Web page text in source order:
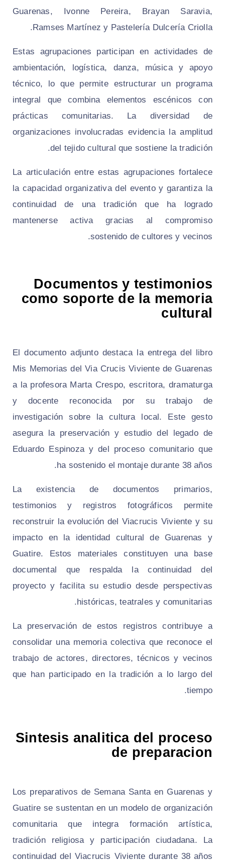
Guarenas, Ivonne Pereira, Brayan Saravia,
Ramses Martínez y Pastelería Dulcería Criolla.
Estas agrupaciones participan en actividades de
ambientación, logística, danza, música y apoyo
técnico, lo que permite estructurar un programa
integral que combina elementos escénicos con
prácticas comunitarias. La diversidad de
organizaciones involucradas evidencia la amplitud
del tejido cultural que sostiene la tradición.
La articulación entre estas agrupaciones fortalece
la capacidad organizativa del evento y garantiza la
continuidad de una tradición que ha logrado
mantenerse activa gracias al compromiso
sostenido de cultores y vecinos.
Documentos y testimonios
como soporte de la memoria
cultural
El documento adjunto destaca la entrega del libro
Mis Memorias del Via Crucis Viviente de Guarenas
a la profesora Marta Crespo, escritora, dramaturga
y docente reconocida por su trabajo de
investigación sobre la cultura local. Este gesto
asegura la preservación y estudio del legado de
Eduardo Espinoza y del proceso comunitario que
ha sostenido el montaje durante 38 años.
La existencia de documentos primarios,
testimonios y registros fotográficos permite
reconstruir la evolución del Viacrucis Viviente y su
impacto en la identidad cultural de Guarenas y
Guatire. Estos materiales constituyen una base
documental que respalda la continuidad del
proyecto y facilita su estudio desde perspectivas
históricas, teatrales y comunitarias.
La preservación de estos registros contribuye a
consolidar una memoria colectiva que reconoce el
trabajo de actores, directores, técnicos y vecinos
que han participado en la tradición a lo largo del
tiempo.
Sintesis analitica del proceso
de preparacion
Los preparativos de Semana Santa en Guarenas y
Guatire se sustentan en un modelo de organización
comunitaria que integra formación artística,
tradición religiosa y participación ciudadana. La
continuidad del Viacrucis Viviente durante 38 años